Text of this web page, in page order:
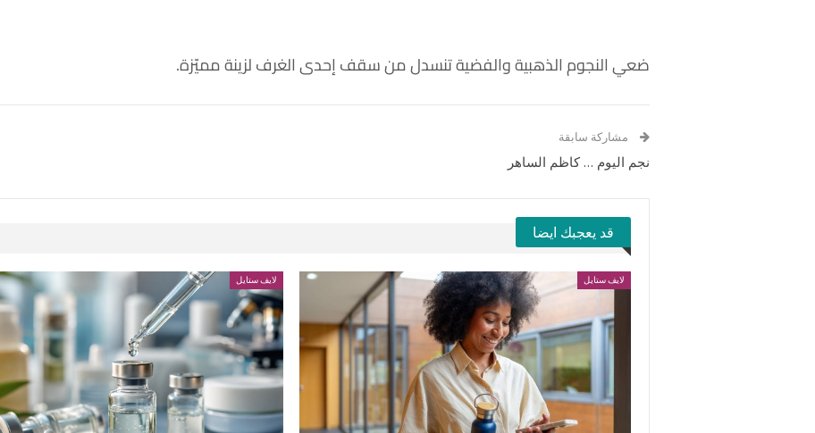
ضعي النجوم الذهبية والفضية تنسدل من سقف إحدى الغرف لزينة مميّزة.
مشاركة سابقة
نجم اليوم … كاظم الساهر
قد يعجبك ايضا
لايف ستايل لايف ستايل